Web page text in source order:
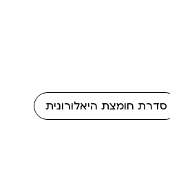
סדרת חומצת היאלורונית